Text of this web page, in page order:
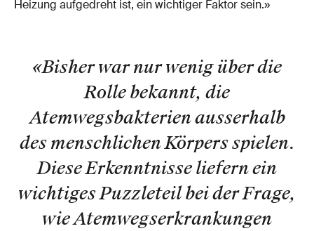
Heizung aufgedreht ist, ein wichtiger Faktor sein.»
«Bisher war nur wenig über die
Rolle bekannt, die
Atemwegsbakterien ausserhalb
des menschlichen Körpers spielen.
Diese Erkenntnisse liefern ein
wichtiges Puzzleteil bei der Frage,
wie Atemwegserkrankungen